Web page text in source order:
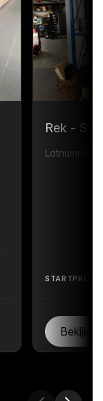
Rek -
Lotnummer
STARTPRIJS
Bekijk